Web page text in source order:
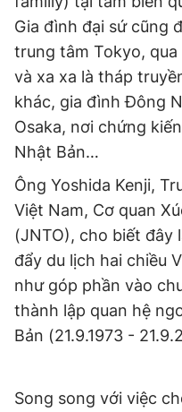
Giấy phép xuất bản số 110/
© 2003-2026 Bản quyền
chép dưới mọi hình thức
bản. Phát triển bởi ePi
Gia đình đại sứ cũng
trung tâm Tokyo,
và xa xa là tháp
khác, gia đình Đông
Osaka, nơi chứng
Nhật Bản…
Ông Yoshida Kenji,
Việt Nam, Cơ quan
(JNTO), cho biết đây
đẩy du lịch hai chiều
như góp phần vào
thành lập quan hệ
Bản (21.9.1973 -
Song song với việc